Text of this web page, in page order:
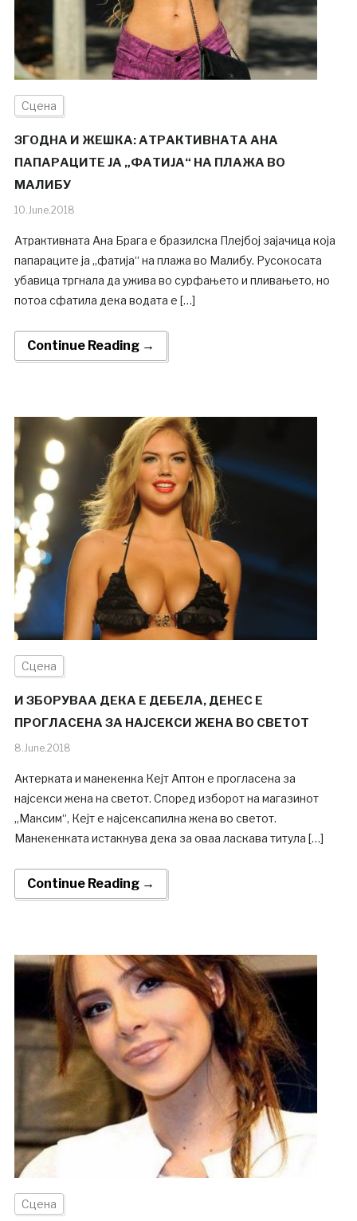
Сцена
ЗГОДНА И ЖЕШКА: АТРАКТИВНАТА АНА
ПАПАРАЦИТЕ ЈА „ФАТИЈА“ НА ПЛАЖА ВО
МАЛИБУ
10.June.2018
Атрактивната Ана Брага е бразилска Плејбој зајачица која
папараците ја „фатија“ на плажа во Малибу. Русокосата
убавица тргнала да ужива во сурфањето и пливањето, но
потоа сфатила дека водата е […]
Continue Reading →
Сцена
И ЗБОРУВАА ДЕКА Е ДЕБЕЛА, ДЕНЕС Е
ПРОГЛАСЕНА ЗА НАЈСЕКСИ ЖЕНА ВО СВЕТОТ
8.June.2018
Актерката и манекенка Кејт Аптон е прогласена за
најсекси жена на светот. Според изборот на магазинот
„Максим“, Кејт е најсексапилна жена во светот.
Манекенката истакнува дека за оваа ласкава титула […]
Continue Reading →
Сцена